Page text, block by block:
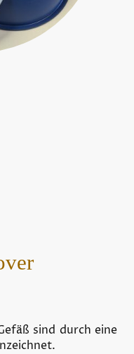
sind durch eine